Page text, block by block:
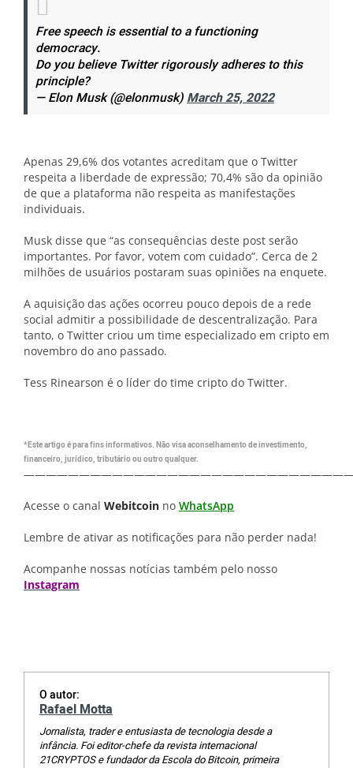
Free speech is essential to a functioning
democracy.
Do you believe Twitter rigorously adheres to this
principle?
— Elon Musk (@elonmusk)March 25, 2022
Apenas 29,6% dos votantes acreditam que o Twitter
respeita a liberdade de expressão; 70,4% são da opinião
de que a plataforma não respeita as manifestações
individuais.
Musk disse que “as consequências deste post serão
importantes. Por favor, votem com cuidado”. Cerca de 2
milhões de usuários postaram suas opiniões na enquete.
A aquisição das ações ocorreu pouco depois de a rede
social admitir a possibilidade de descentralização. Para
tanto, o Twitter criou um time especializado em cripto em
novembro do ano passado.
Tess Rinearson é o líder do time cripto do Twitter.
*Este artigo é para fins informativos. Não visa aconselhamento de investimento,
financeiro, jurídico, tributário ou outro qualquer.
Acesse o canal Webitcoin no WhatsApp
Lembre de ativar as notificações para não perder nada!
Acompanhe nossas notícias também pelo nosso
Instagram
O autor:
Rafael Motta
Jornalista, trader e entusiasta de tecnologia desde a
infância. Foi editor-chefe da revista internacional
21CRYPTOS e fundador da Escola do Bitcoin, primeira